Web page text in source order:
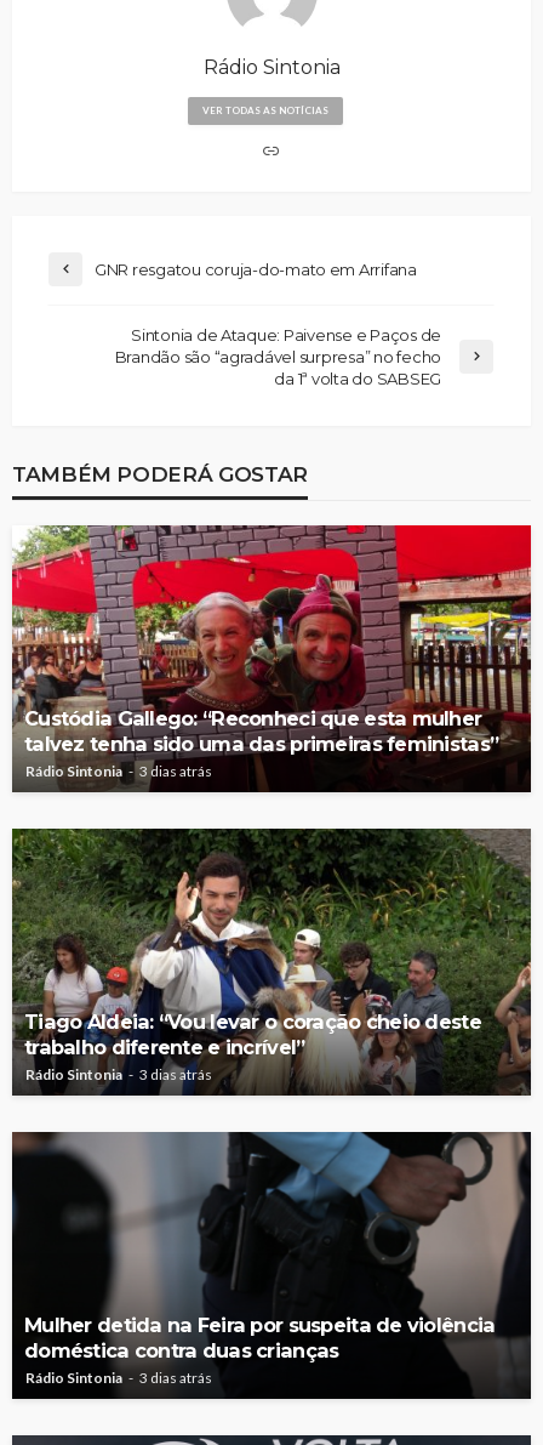
Rádio Sintonia
VER TODAS AS NOTÍCIAS
GNR resgatou coruja-do-mato em Arrifana
Sintonia de Ataque: Paivense e Paços de
Brandão são “agradável surpresa” no fecho
da 1ª volta do SABSEG
TAMBÉM PODERÁ GOSTAR
Custódia Gallego: “Reconheci que esta mulher
talvez tenha sido uma das primeiras feministas”
Rádio Sintonia 3 dias atrás
Tiago Aldeia: “Vou levar o coração cheio deste
trabalho diferente e incrível”
Rádio Sintonia 3 dias atrás
Mulher detida na Feira por suspeita de violência
doméstica contra duas crianças
Rádio Sintonia 3 dias atrás